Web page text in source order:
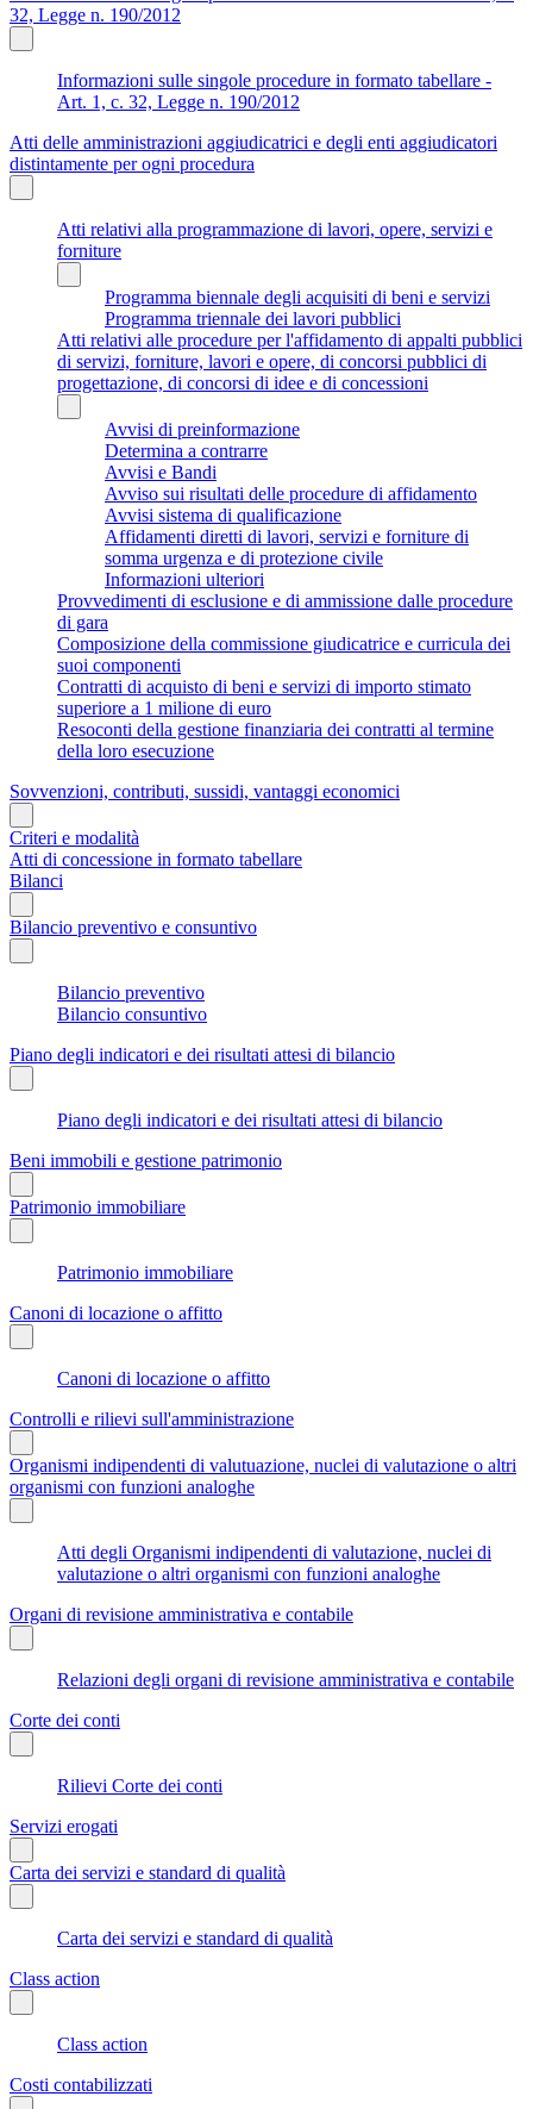
32, Legge n. 190/2012
Informazioni sulle singole procedure in formato tabellare -
Art. 1, c. 32, Legge n. 190/2012
Atti delle amministrazioni aggiudicatrici e degli enti aggiudicatori
distintamente per ogni procedura
Atti relativi alla programmazione di lavori, opere, servizi e
forniture
Programma biennale degli acquisiti di beni e servizi
Programma triennale dei lavori pubblici
Atti relativi alle procedure per l'affidamento di appalti pubblici
di servizi, forniture, lavori e opere, di concorsi pubblici di
progettazione, di concorsi di idee e di concessioni
Avvisi di preinformazione
Determina a contrarre
Avvisi e Bandi
Avviso sui risultati delle procedure di affidamento
Avvisi sistema di qualificazione
Affidamenti diretti di lavori, servizi e forniture di
somma urgenza e di protezione civile
Informazioni ulteriori
Provvedimenti di esclusione e di ammissione dalle procedure
di gara
Composizione della commissione giudicatrice e curricula dei
suoi componenti
Contratti di acquisto di beni e servizi di importo stimato
superiore a 1 milione di euro
Resoconti della gestione finanziaria dei contratti al termine
della loro esecuzione
Sovvenzioni, contributi, sussidi, vantaggi economici
Criteri e modalità
Atti di concessione in formato tabellare
Bilanci
Bilancio preventivo e consuntivo
Bilancio preventivo
Bilancio consuntivo
Piano degli indicatori e dei risultati attesi di bilancio
Piano degli indicatori e dei risultati attesi di bilancio
Beni immobili e gestione patrimonio
Patrimonio immobiliare
Patrimonio immobiliare
Canoni di locazione o affitto
Canoni di locazione o affitto
Controlli e rilievi sull'amministrazione
Organismi indipendenti di valutuazione, nuclei di valutazione o altri
organismi con funzioni analoghe
Atti degli Organismi indipendenti di valutazione, nuclei di
valutazione o altri organismi con funzioni analoghe
Organi di revisione amministrativa e contabile
Relazioni degli organi di revisione amministrativa e contabile
Corte dei conti
Rilievi Corte dei conti
Servizi erogati
Carta dei servizi e standard di qualità
Carta dei servizi e standard di qualità
Class action
Class action
Costi contabilizzati